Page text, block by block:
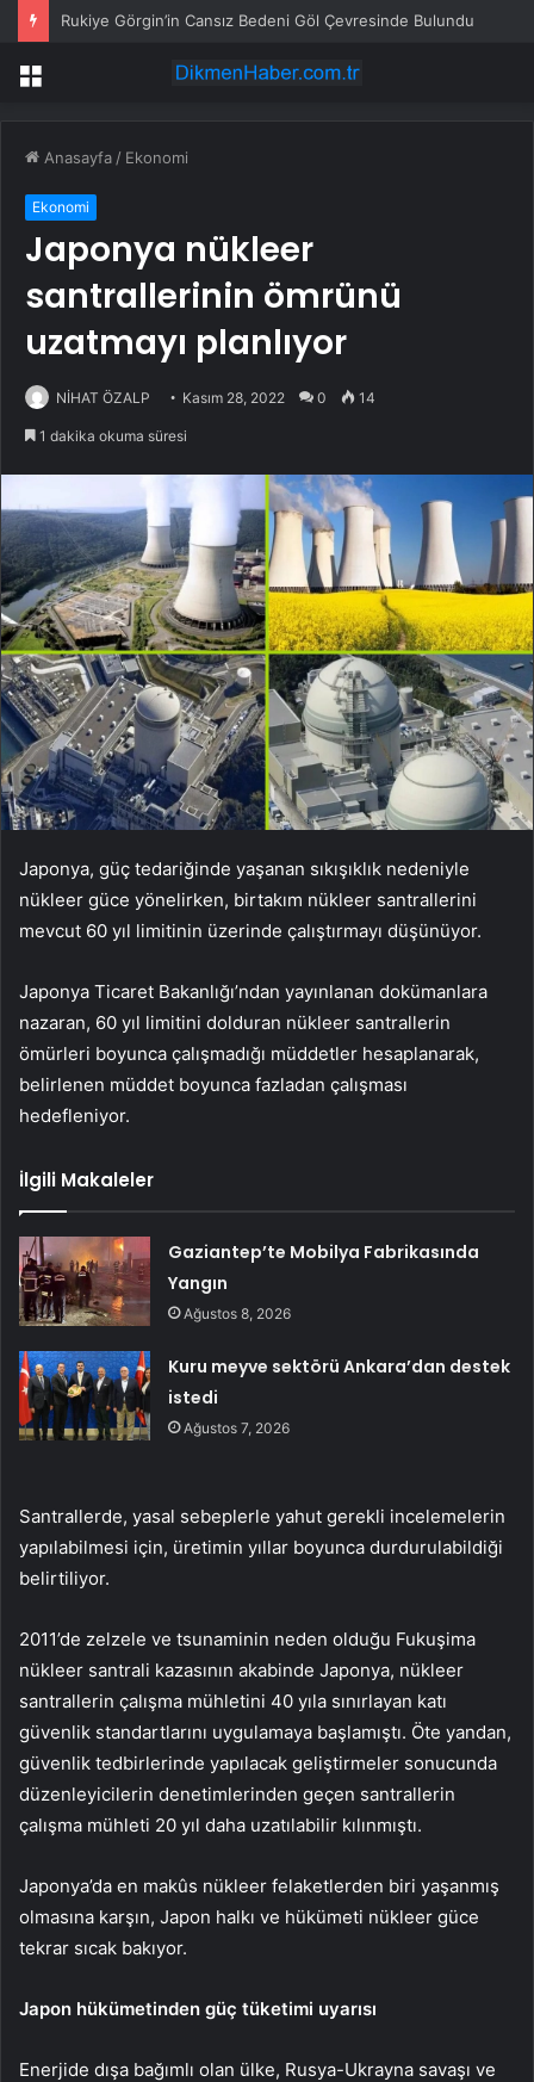
Rukiye Görgin’in Cansız Bedeni Göl Çevresinde Bulundu
Menü
Anasayfa / Ekonomi
Ekonomi
Japonya nükleer
santrallerinin ömrünü
uzatmayı planlıyor
NİHAT ÖZALP Kasım 28, 2022 0 14
1 dakika okuma süresi
Japonya, güç tedariğinde yaşanan sıkışıklık nedeniyle
nükleer güce yönelirken, birtakım nükleer santrallerini
mevcut 60 yıl limitinin üzerinde çalıştırmayı düşünüyor.
Japonya Ticaret Bakanlığı’ndan yayınlanan dokümanlara
nazaran, 60 yıl limitini dolduran nükleer santrallerin
ömürleri boyunca çalışmadığı müddetler hesaplanarak,
belirlenen müddet boyunca fazladan çalışması
hedefleniyor.
İlgili Makaleler
Gaziantep’te Mobilya Fabrikasında
Yangın
Ağustos 8, 2026
Kuru meyve sektörü Ankara’dan destek
istedi
Ağustos 7, 2026
Santrallerde, yasal sebeplerle yahut gerekli incelemelerin
yapılabilmesi için, üretimin yıllar boyunca durdurulabildiği
belirtiliyor.
2011’de zelzele ve tsunaminin neden olduğu Fukuşima
nükleer santrali kazasının akabinde Japonya, nükleer
santrallerin çalışma mühletini 40 yıla sınırlayan katı
güvenlik standartlarını uygulamaya başlamıştı. Öte yandan,
güvenlik tedbirlerinde yapılacak geliştirmeler sonucunda
düzenleyicilerin denetimlerinden geçen santrallerin
çalışma mühleti 20 yıl daha uzatılabilir kılınmıştı.
Japonya’da en makûs nükleer felaketlerden biri yaşanmış
olmasına karşın, Japon halkı ve hükümeti nükleer güce
tekrar sıcak bakıyor.
Japon hükümetinden güç tüketimi uyarısı
Enerjide dışa bağımlı olan ülke, Rusya-Ukrayna savaşı ve